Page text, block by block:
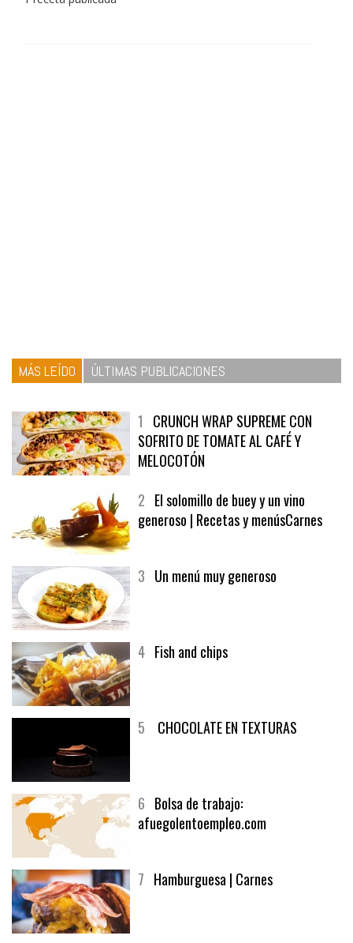
MÁS LEÍDO ÚLTIMAS PUBLICACIONES
1 CRUNCH WRAP SUPREME CON
SOFRITO DE TOMATE AL CAFÉ Y
MELOCOTÓN
2 El solomillo de buey y un vino
generoso | Recetas y menúsCarnes
3 Un menú muy generoso
4 Fish and chips
5 CHOCOLATE EN TEXTURAS
6 Bolsa de trabajo:
afuegolentoempleo.com
7 Hamburguesa | Carnes